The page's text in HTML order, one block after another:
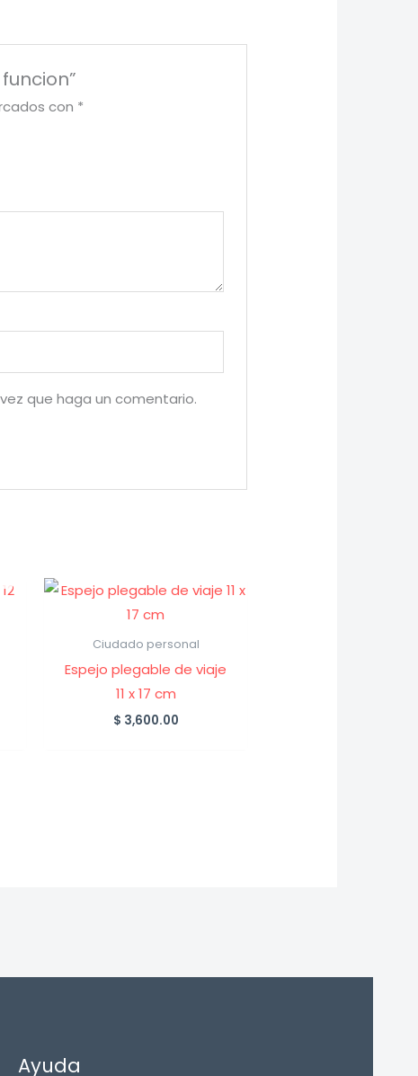
con *
que haga un comentario.
Ciudado personal
Espejo plegable de viaje
11 x 17 cm
$ 3,600.00
Ayuda